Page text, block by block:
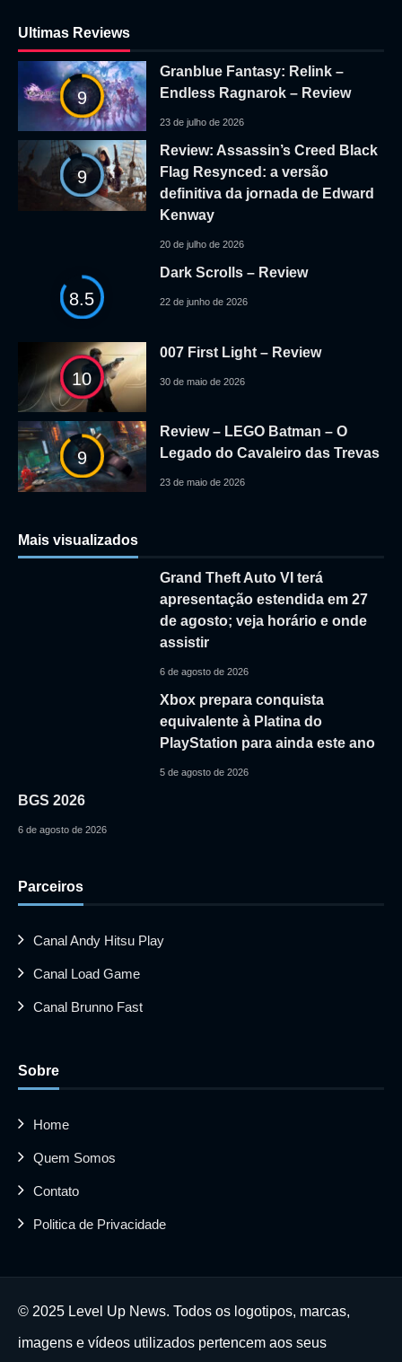
Ultimas Reviews
9
Granblue Fantasy: Relink –
Endless Ragnarok – Review
23 de julho de 2026
9
Review: Assassin’s Creed Black
Flag Resynced: a versão
definitiva da jornada de Edward
Kenway
20 de julho de 2026
8.5
Dark Scrolls – Review
22 de junho de 2026
10
007 First Light – Review
30 de maio de 2026
9
Review – LEGO Batman – O
Legado do Cavaleiro das Trevas
23 de maio de 2026
Mais visualizados
Grand Theft Auto VI terá
apresentação estendida em 27
de agosto; veja horário e onde
assistir
6 de agosto de 2026
Xbox prepara conquista
equivalente à Platina do
PlayStation para ainda este ano
5 de agosto de 2026
BGS 2026
6 de agosto de 2026
Parceiros
Canal Andy Hitsu Play
Canal Load Game
Canal Brunno Fast
Sobre
Home
Quem Somos
Contato
Politica de Privacidade
© 2025 Level Up News. Todos os logotipos, marcas,
imagens e vídeos utilizados pertencem aos seus